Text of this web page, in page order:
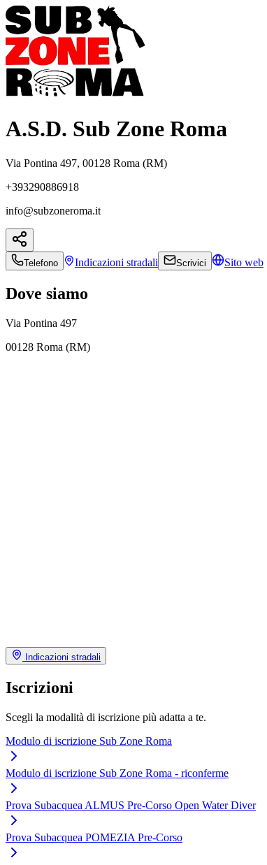
A.S.D. Sub Zone Roma
Via Pontina 497, 00128 Roma (RM)
+393290886918
info@subzoneroma.it
Telefono Indicazioni stradali Scrivici Sito web
Dove siamo
Via Pontina 497
00128 Roma (RM)
Indicazioni stradali
Iscrizioni
Scegli la modalità di iscrizione più adatta a te.
Modulo di iscrizione Sub Zone Roma
Modulo di iscrizione Sub Zone Roma - riconferme
Prova Subacquea ALMUS Pre-Corso Open Water Diver
Prova Subacquea POMEZIA Pre-Corso